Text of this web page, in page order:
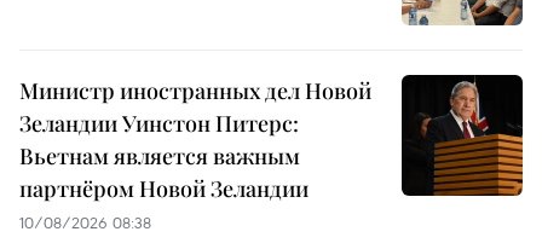
Министр иностранных дел Новой
Зеландии Уинстон Питерс:
Вьетнам является важным
партнёром Новой Зеландии
10/08/2026 08:38